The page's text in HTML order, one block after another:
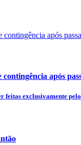
após
feitas exclusivamente